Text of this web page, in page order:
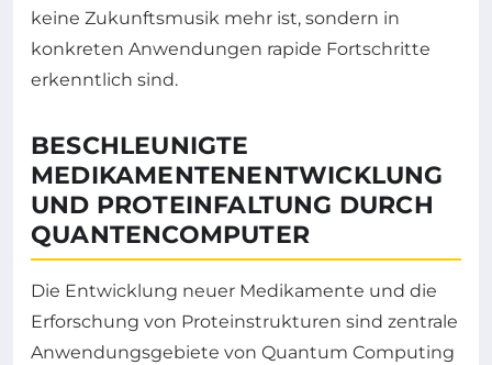
keine Zukunftsmusik mehr ist, sondern in
konkreten Anwendungen rapide Fortschritte
erkenntlich sind.
BESCHLEUNIGTE
MEDIKAMENTENENTWICKLUNG
UND PROTEINFALTUNG DURCH
QUANTENCOMPUTER
Die Entwicklung neuer Medikamente und die
Erforschung von Proteinstrukturen sind zentrale
Anwendungsgebiete von Quantum Computing